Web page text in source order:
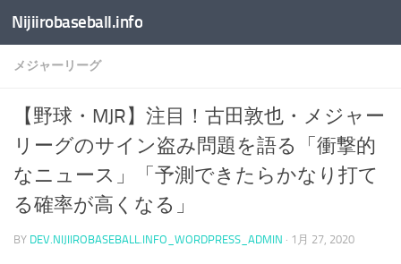
コンテンツへスキップ
Nijiirobaseball.info
メジャーリーグ
【野球・MJR】注目！古田敦也・メジャー
リーグのサイン盗み問題を語る「衝撃的
なニュース」「予測できたらかなり打て
る確率が高くなる」
BY DEV.NIJIIROBASEBALL.INFO_WORDPRESS_ADMIN · 1月 27, 2020